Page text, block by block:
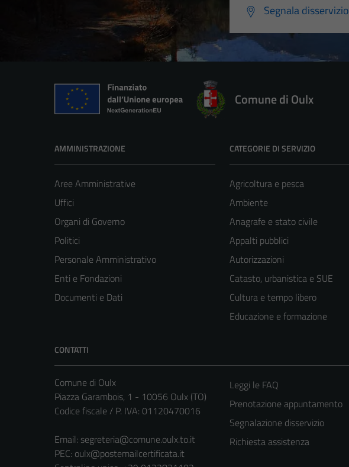
Segnala disservizio
Comune di Oulx
AMMINISTRAZIONE
Aree Amministrative
Uffici
Organi di Governo
Politici
Personale Amministrativo
Enti e Fondazioni
Documenti e Dati
CATEGORIE DI SERVIZIO
Agricoltura e pesca
Ambiente
Anagrafe e stato civile
Appalti pubblici
Autorizzazioni
Catasto, urbanistica e SUE
Cultura e tempo libero
Educazione e formazione
CONTATTI
Comune di Oulx
Piazza Garambois, 1 - 10056 Oulx (TO)
Codice fiscale / P. IVA: 01120470016
Email: segreteria@comune.oulx.to.it
PEC: oulx@postemailcertificata.it
Leggi le FAQ
Prenotazione appuntamento
Segnalazione disservizio
Richiesta assistenza